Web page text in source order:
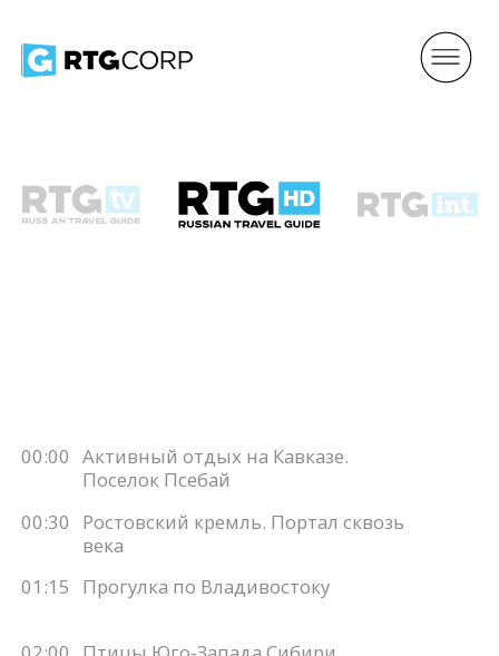
00:00 Активный отдых на Кавказе.
Поселок Псебай
00:30
Ростовский кремль. Портал сквозь
века
01:15
Прогулка по Владивостоку